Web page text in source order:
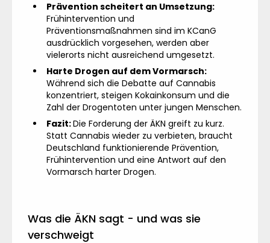
Prävention scheitert an Umsetzung:
Frühintervention und
Präventionsmaßnahmen sind im KCanG
ausdrücklich vorgesehen, werden aber
vielerorts nicht ausreichend umgesetzt.
Harte Drogen auf dem Vormarsch:
Während sich die Debatte auf Cannabis
konzentriert, steigen Kokainkonsum und die
Zahl der Drogentoten unter jungen Menschen.
Fazit:Die Forderung der ÄKN greift zu kurz.
Statt Cannabis wieder zu verbieten, braucht
Deutschland funktionierende Prävention,
Frühintervention und eine Antwort auf den
Vormarsch harter Drogen.
Was die ÄKN sagt - und was sie
verschweigt